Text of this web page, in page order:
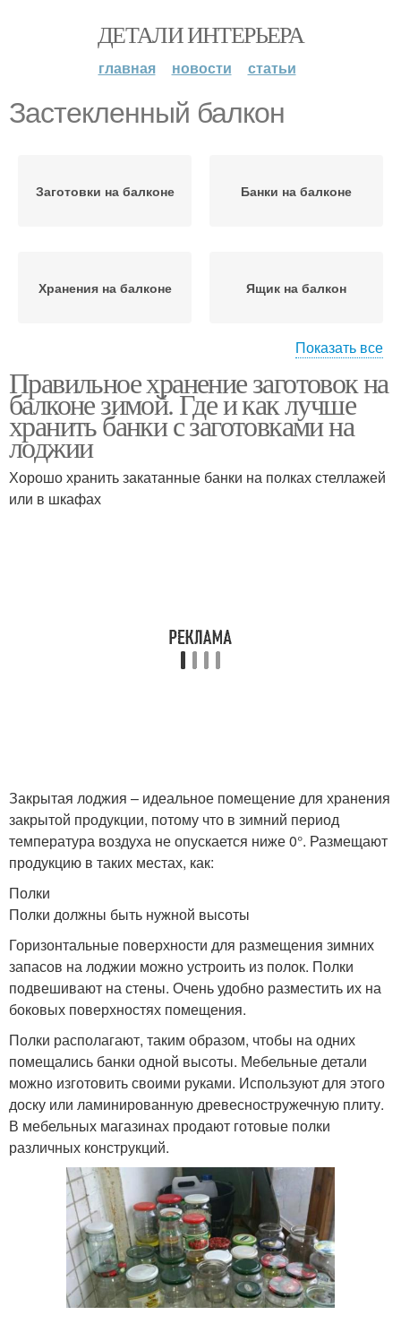
ДЕТАЛИ ИНТЕРЬЕРА
главная новости статьи
Застекленный балкон
Заготовки на балконе Банки на балконе
Хранения на балконе Ящик на балкон
Открытый балкон
Показать все
Правильное хранение заготовок на
балконе зимой. Где и как лучше
хранить банки с заготовками на
лоджии
Хорошо хранить закатанные банки на полках стеллажей
или в шкафах
Закрытая лоджия – идеальное помещение для хранения
закрытой продукции, потому что в зимний период
температура воздуха не опускается ниже 0°. Размещают
продукцию в таких местах, как:
Полки
Полки должны быть нужной высоты
Горизонтальные поверхности для размещения зимних
запасов на лоджии можно устроить из полок. Полки
подвешивают на стены. Очень удобно разместить их на
боковых поверхностях помещения.
Полки располагают, таким образом, чтобы на одних
помещались банки одной высоты. Мебельные детали
можно изготовить своими руками. Используют для этого
доску или ламинированную древесностружечную плиту.
В мебельных магазинах продают готовые полки
различных конструкций.